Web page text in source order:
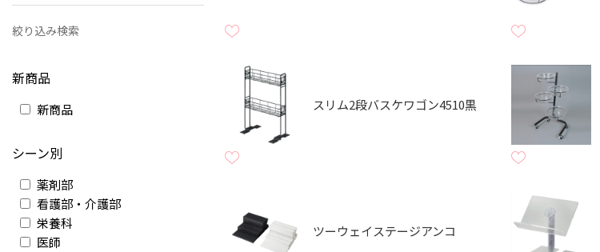
絞り込み検索
新商品
新商品
シーン別
薬剤部
看護部・介護部
栄養科
医師
スリム2段バスケワゴン4510黒
ツーウェイステージアンコ